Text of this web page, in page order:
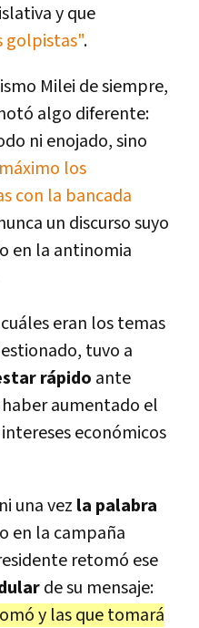
y que
golpistas".
Milei de siempre,
algo diferente:
ni enojado, sino
los
con la bancada
un discurso suyo
en la antinomia
eran los temas
tuvo a
rápido ante
aumentado el
económicos
una vez la palabra
en la campaña
retomó ese
de su mensaje:
y las que tomará